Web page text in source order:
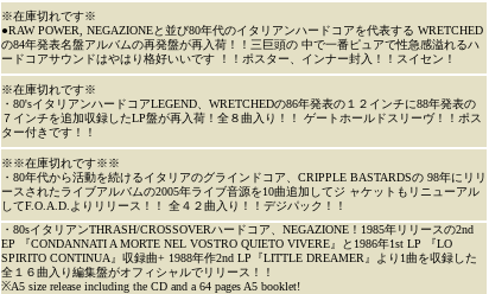
※在庫切れです※
●RAW POWER, NEGAZIONEと並び80年代のイタリアンハードコアを代表する WRETCHED
の84年発表名盤アルバムの再発盤が再入荷！！三巨頭の 中で一番ピュアで性急感溢れるハ
ードコアサウンドはやはり格好いいです ！！ポスター、インナー封入！！スイセン！
※在庫切れです※
・80'sイタリアンハードコアLEGEND、WRETCHEDの86年発表の１２インチに88年発表の
７インチを追加収録したLP盤が再入荷！全８曲入り！！ ゲートホールドスリーヴ！！ポス
ター付きです！！
※※在庫切れです※※
・80年代から活動を続けるイタリアのグラインドコア、CRIPPLE BASTARDSの 98年にリリ
ースされたライブアルバムの2005年ライブ音源を10曲追加してジ ャケットもリニューアル
してF.O.A.D.よりリリース！！ 全４２曲入り！！デジパック！！
・80sイタリアンTHRASH/CROSSOVERハードコア、NEGAZIONE！1985年リリースの2nd
EP 『CONDANNATI A MORTE NEL VOSTRO QUIETO VIVERE』と1986年1st LP 『LO
SPIRITO CONTINUA』収録曲+ 1988年作2nd LP『LITTLE DREAMER』より1曲を収録した
全１６曲入り編集盤がオフィシャルでリリース！！
※A5 size release including the CD and a 64 pages A5 booklet!